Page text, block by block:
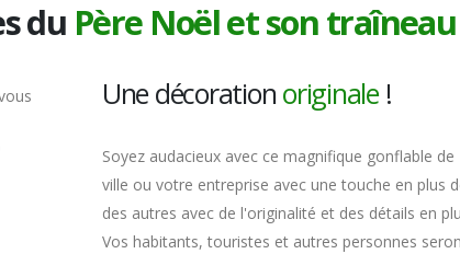
du Père Noël et son
Une décorationoriginale!
Soyez audacieux avec ce magnifique gonflable
ville ou votre entreprise avec une touche en plus
des autres avec de l'originalité et des détails en
Vos habitants, touristes et autres personnes